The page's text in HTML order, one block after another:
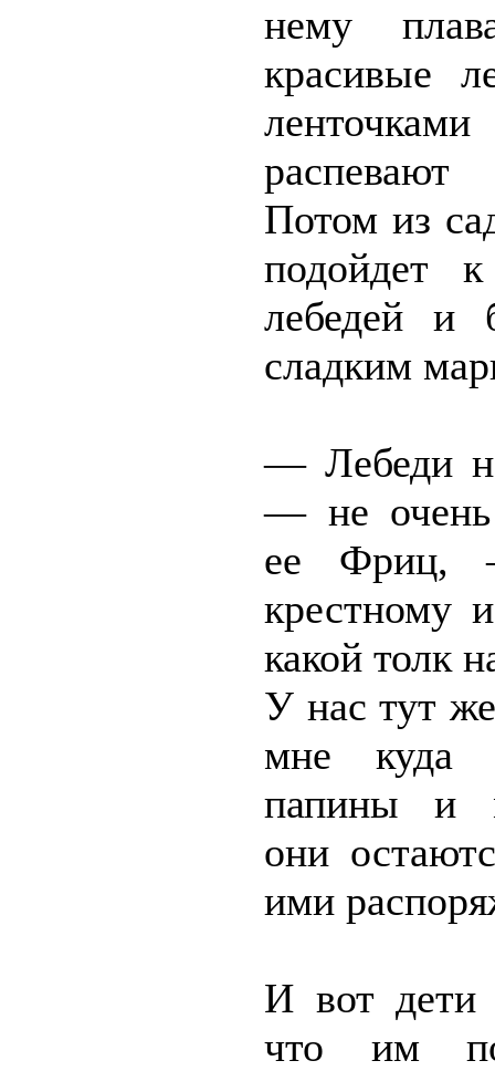
нему
красивые
распевают
Потом из
подойдет
лебедей и
сладким
— Лебеди
— не очень
ее Фриц,
крестному
какой толк
У нас тут
мне куда
папины и
они
ими
И вот дети
что им